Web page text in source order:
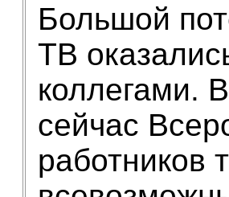
Большой
ТВ
коллегами.
сейчас
работников